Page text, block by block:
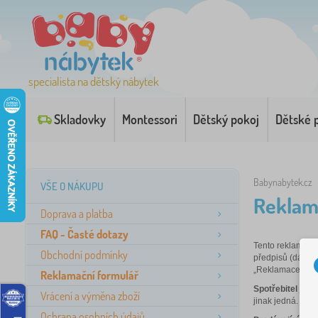
specialista na dětský nábytek
Skladovky Montessori Dětský pokoj Dětské
VŠE O NÁKUPU
Doprava a platba
FAQ - Časté dotazy
Obchodní podmínky
Reklamační formulář
Vrácení a výměna zboží
Babynabytek.cz
Tento
předpisů (dále
„Reklamace“).
Spotřebitel
je
jinak jedná.